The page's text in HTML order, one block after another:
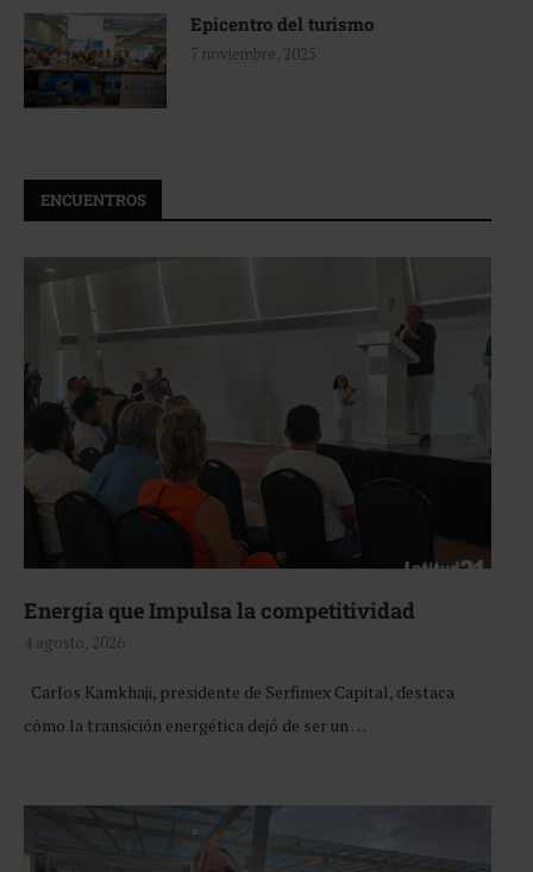
Epicentro del turismo
7 noviembre, 2025
ENCUENTROS
Energía que Impulsa la competitividad
4 agosto, 2026
Carlos Kamkhaji, presidente de Serfimex Capital, destaca
cómo la transición energética dejó de ser un …